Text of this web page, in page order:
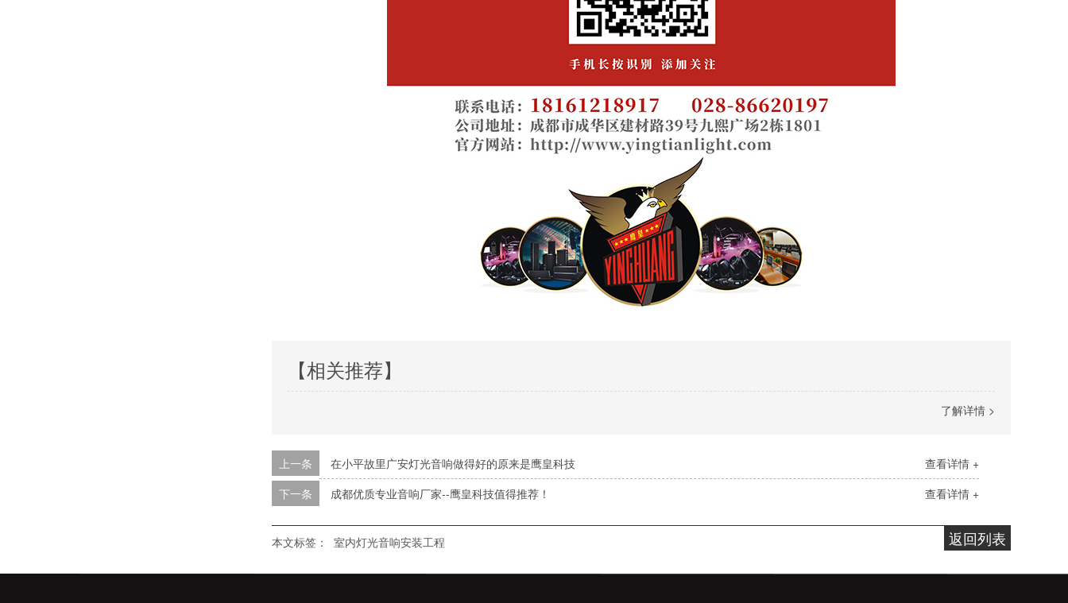
【相关推荐】
了解详情 >
查看详情 +
上一条
在小平故里广安灯光音响做得好的原来是鹰皇科技
查看详情 +
下一条 成都优质专业音响厂家--鹰皇科技值得推荐！
返回列表
本文标签： 室内灯光音响安装工程